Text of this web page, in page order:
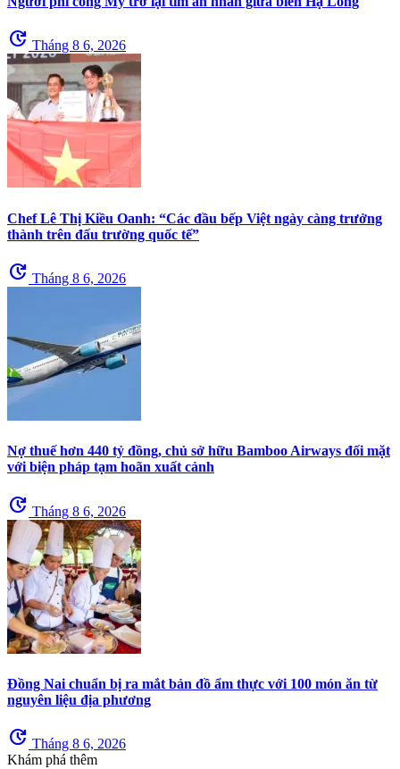
update Tháng 8 6, 2026
Chef Lê Thị Kiều Oanh: “Các đầu bếp Việt ngày càng trưởng
thành trên đấu trường quốc tế”
update Tháng 8 6, 2026
Nợ thuế hơn 440 tỷ đồng, chủ sở hữu Bamboo Airways đối mặt
với biện pháp tạm hoãn xuất cảnh
update Tháng 8 6, 2026
Đồng Nai chuẩn bị ra mắt bản đồ ẩm thực với 100 món ăn từ
nguyên liệu địa phương
update Tháng 8 6, 2026
Khám phá thêm